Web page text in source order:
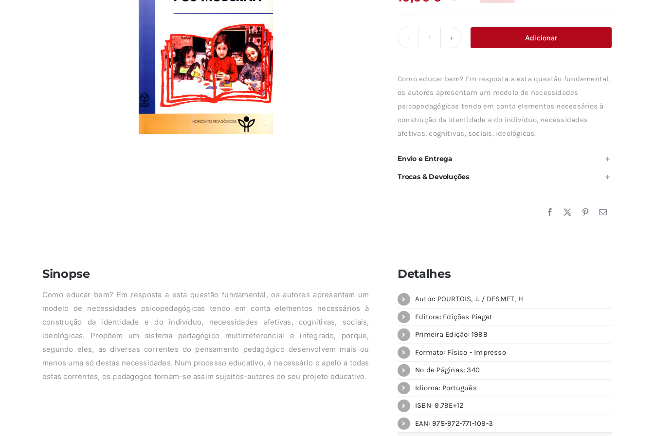
O
era:
O
é:
PÓS
MODERNA
Adicionar
Como educar bem? Em resposta a esta questão fundamental,
os autores apresentam um modelo de necessidades
psicopedagógicas tendo em conta elementos necessários à
construção da identidade e do indivíduo, necessidades
afetivas, cognitivas, sociais, ideológicas.
Envio e Entrega
Trocas & Devoluções
Sinopse
Como educar bem? Em resposta a esta questão fundamental, os autores apresentam um
modelo de necessidades psicopedagógicas tendo em conta elementos necessários à
construção da identidade e do indivíduo, necessidades afetivas, cognitivas, sociais,
ideológicas. Propõem um sistema pedagógico multirreferencial e integrado, porque,
segundo eles, as diversas correntes do pensamento pedagógico desenvolvem mais ou
menos uma só destas necessidades. Num processo educativo, é necessário o apelo a todas
estas correntes, os pedagogos tornam-se assim sujeitos-autores do seu projeto educativo.
Detalhes
Autor: POURTOIS, J. / DESMET, H
Editora: Edições Piaget
Primeira Edição: 1999
Formato: Físico - Impresso
Nº de Páginas: 340
Idioma: Português
ISBN: 9,79E+12
EAN: 978-972-771-109-3